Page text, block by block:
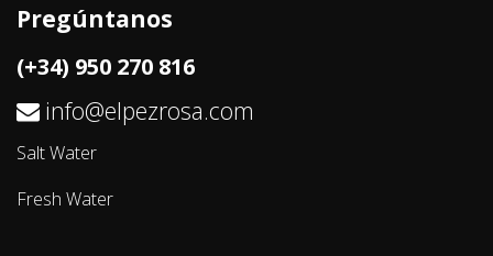
Pregúntanos
(+34) 950 270 816
info@elpezrosa.com
Salt Water
Fresh Water